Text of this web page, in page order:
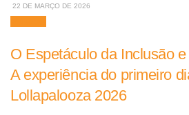
22 DE MARÇO DE 2026
O Espetáculo da Inclusão
A experiência do primeiro
Lollapalooza 2026